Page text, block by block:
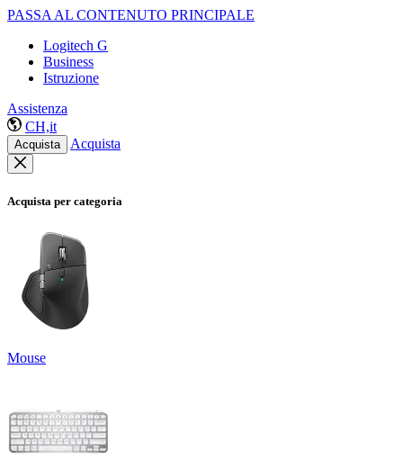
PASSA AL CONTENUTO PRINCIPALE
Logitech G
Business
Istruzione
Assistenza
CH,it
Acquista Acquista
Acquista per categoria
Mouse